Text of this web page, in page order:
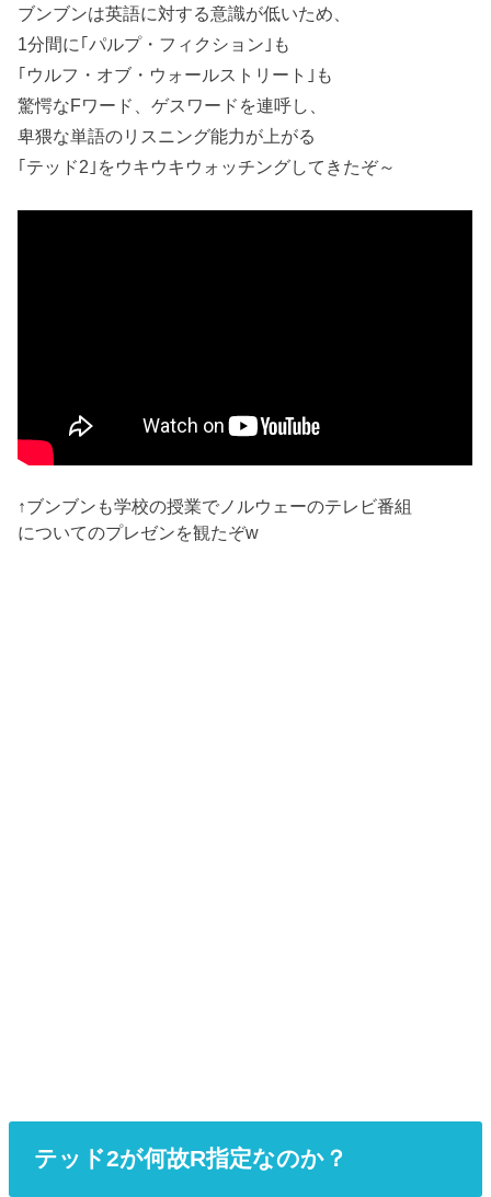
ブンブンは英語に対する意識が低いため、
1分間に｢パルプ・フィクション｣も
｢ウルフ・オブ・ウォールストリート｣も
驚愕なFワード、ゲスワードを連呼し、
卑猥な単語のリスニング能力が上がる
｢テッド2｣をウキウキウォッチングしてきたぞ～
↑ブンブンも学校の授業でノルウェーのテレビ番組
についてのプレゼンを観たぞw
テッド2が何故R指定なのか？